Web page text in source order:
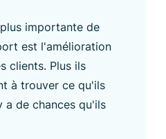
importante de
est l'amélioration
clients. Plus ils
à trouver ce qu'ils
a de chances qu'ils